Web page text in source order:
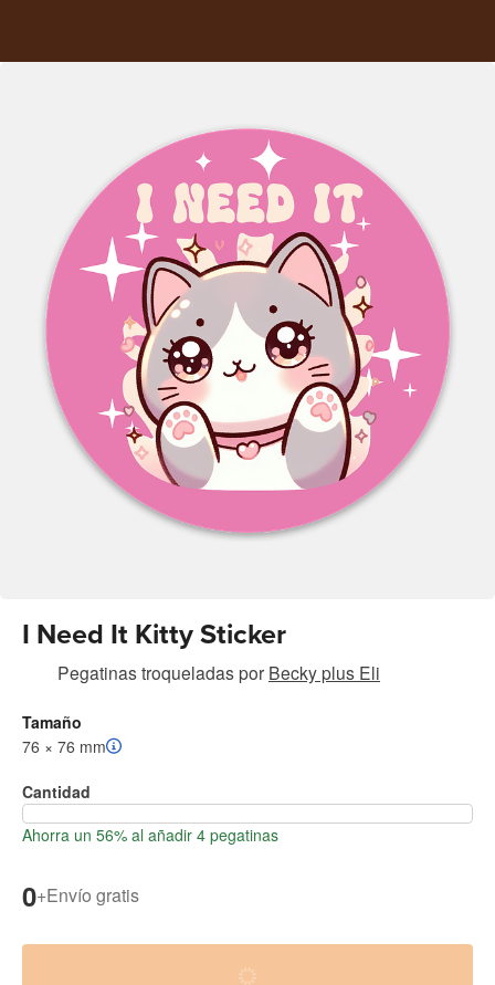
I Need It Kitty Sticker
Pegatinas troqueladaspor Becky plus Eli
Tamaño
76 × 76 mm
Cantidad
Ahorra un 56% al añadir 4 pegatinas
0+Envío gratis